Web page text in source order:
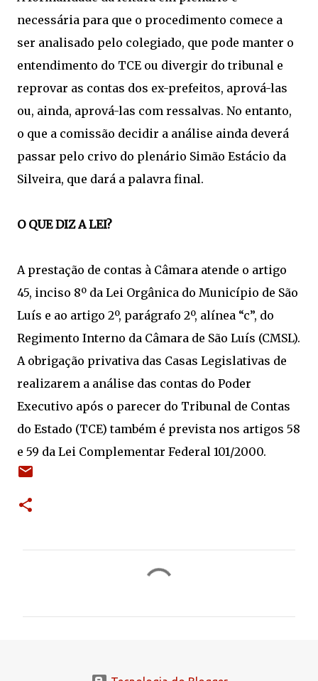
necessária para que o procedimento comece a
ser analisado pelo colegiado, que pode manter o
entendimento do TCE ou divergir do tribunal e
reprovar as contas dos ex-prefeitos, aprová-las
ou, ainda, aprová-las com ressalvas. No entanto,
o que a comissão decidir a análise ainda deverá
passar pelo crivo do plenário Simão Estácio da
Silveira, que dará a palavra final.
O QUE DIZ A LEI?
A prestação de contas à Câmara atende o artigo
45, inciso 8º da Lei Orgânica do Município de São
Luís e ao artigo 2º, parágrafo 2º, alínea “c”, do
Regimento Interno da Câmara de São Luís (CMSL).
A obrigação privativa das Casas Legislativas de
realizarem a análise das contas do Poder
Executivo após o parecer do Tribunal de Contas
do Estado (TCE) também é prevista nos artigos 58
e 59 da Lei Complementar Federal 101/2000.